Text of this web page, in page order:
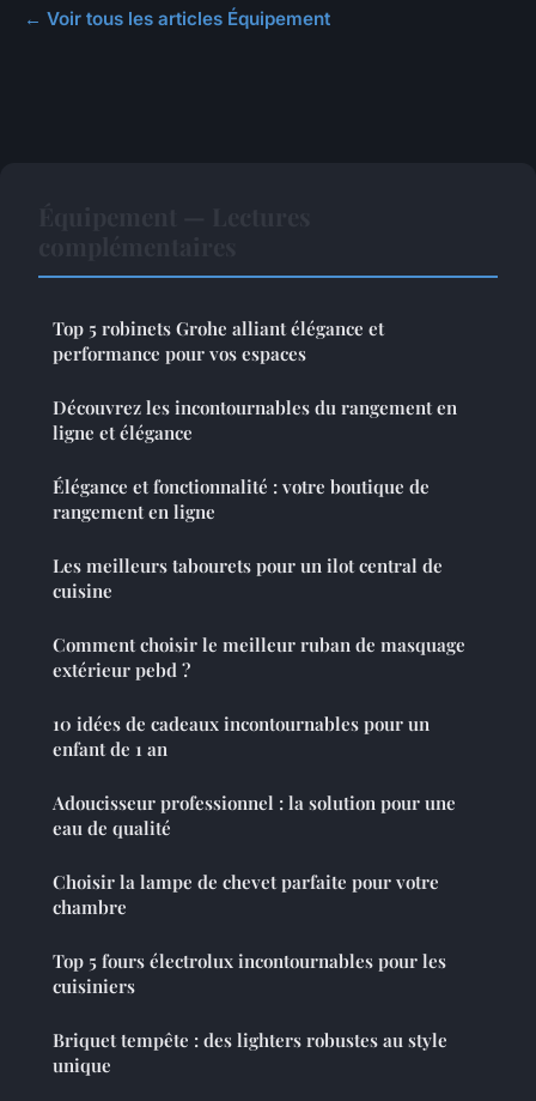
← Voir tous les articles Équipement
Top 5 robinets Grohe alliant élégance et
performance pour vos espaces
Découvrez les incontournables du rangement en
ligne et élégance
Élégance et fonctionnalité : votre boutique de
rangement en ligne
Les meilleurs tabourets pour un ilot central de
cuisine
Comment choisir le meilleur ruban de masquage
extérieur pebd ?
10 idées de cadeaux incontournables pour un
enfant de 1 an
Adoucisseur professionnel : la solution pour une
eau de qualité
Choisir la lampe de chevet parfaite pour votre
chambre
Top 5 fours électrolux incontournables pour les
cuisiniers
Briquet tempête : des lighters robustes au style
unique